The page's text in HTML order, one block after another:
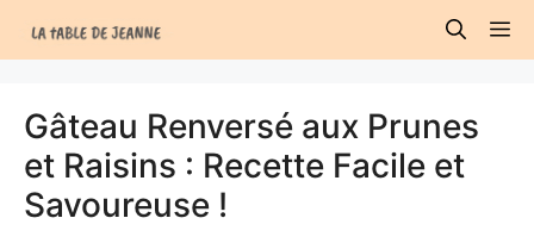
au
Gâteau Renversé aux Prunes
et Raisins : Recette Facile et
Savoureuse !